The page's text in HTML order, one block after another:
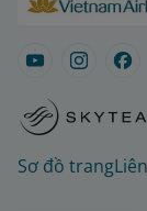
Sơ đồ trang